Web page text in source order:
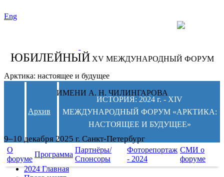
Eng
ЮБИЛЕЙНЫЙ XV МЕЖДУНАРОДНЫЙ ФОРУМ
Арктика: настоящее и будущее
ИМЕНИ А. Н. ЧИЛИНГАРОВА
9–10 декабря 2025 г. Санкт-Петербург
Архив
ИСТОРИЯ: 2024 г. - XIV
МЕЖДУНАРОДНЫЙ ФОРУМ «АРКТИКА:
НАСТОЯЩЕЕ И БУДУЩЕЕ»
О
форуме
Программа
Партнёры/
Спонсоры
Фоторепортаж
- 2024
СМИ о
форуме
2024 Главная